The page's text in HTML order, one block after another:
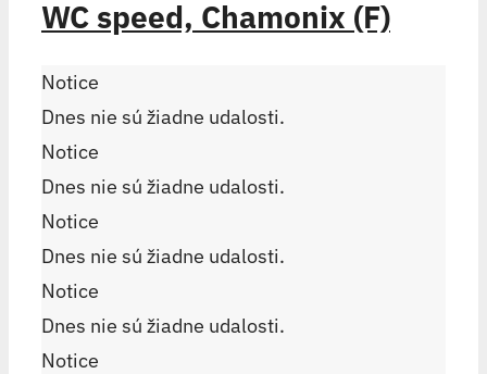
WC speed, Chamonix (F)
Notice
Dnes nie sú žiadne udalosti.
Notice
Dnes nie sú žiadne udalosti.
Notice
Dnes nie sú žiadne udalosti.
Notice
Dnes nie sú žiadne udalosti.
Notice